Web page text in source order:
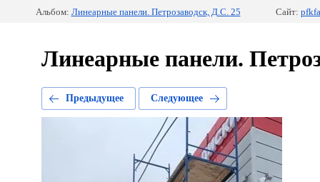
Альбом: Линеарные панели. Петрозаводск, Д.С. 25 Сайт:
Линеарные панели.
Предыдущее Следующее